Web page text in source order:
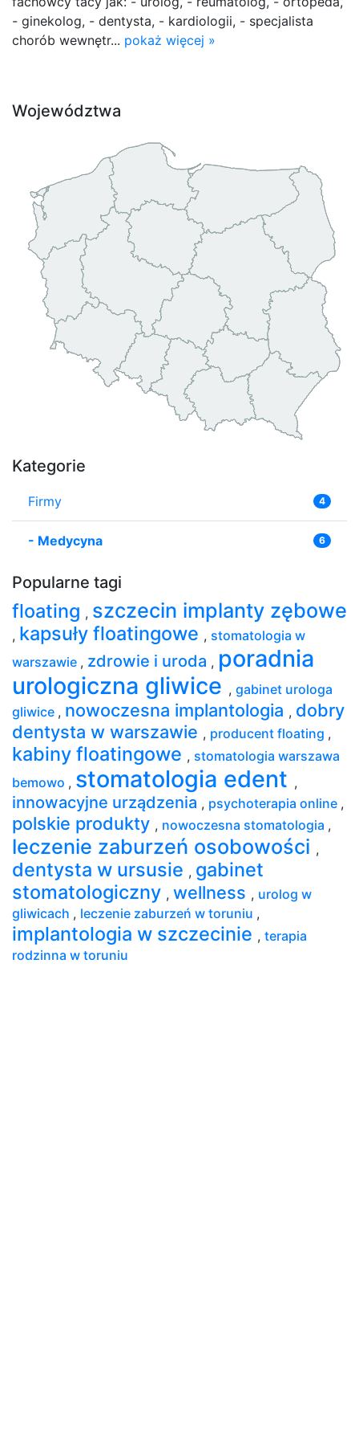
- ginekolog, - dentysta, - kardiologii, - specjalista
chorób wewnętr... pokaż więcej »
Województwa
Kategorie
Firmy 4
- Medycyna 6
Popularne tagi
floating , szczecin implanty zębowe
, kapsuły floatingowe , stomatologia w
warszawie , zdrowie i uroda , poradnia
urologiczna gliwice , gabinet urologa
gliwice , nowoczesna implantologia , dobry
dentysta w warszawie , producent floating ,
kabiny floatingowe , stomatologia warszawa
bemowo , stomatologia edent ,
innowacyjne urządzenia , psychoterapia online ,
polskie produkty , nowoczesna stomatologia ,
leczenie zaburzeń osobowości ,
dentysta w ursusie , gabinet
stomatologiczny , wellness , urolog w
gliwicach , leczenie zaburzeń w toruniu ,
implantologia w szczecinie , terapia
rodzinna w toruniu